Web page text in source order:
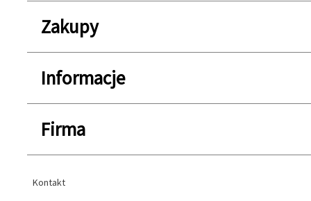
Zakupy
Informacje
Firma
Kontakt
Kontakt